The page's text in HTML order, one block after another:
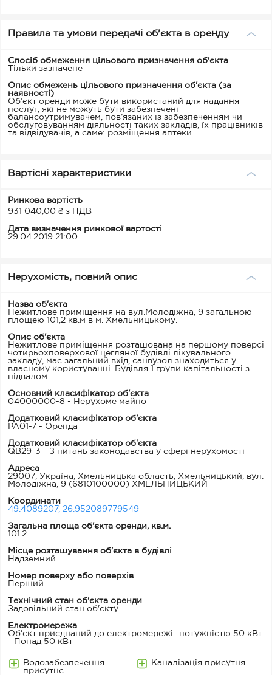
Правила та умови передачі об'єкта в оренду
Спосіб обмеження цільового призначення об'єкта
Тільки зазначене
Опис обмежень цільового призначення об'єкта (за
наявності)
Об’єкт оренди може бути використаний для надання
послуг, які не можуть бути забезпечені
балансоутримувачем, пов’язаних із забезпеченням чи
обслуговуванням діяльності таких закладів, їх працівників
та відвідувачів, а саме: розміщення аптеки
Вартісні характеристики
Ринкова вартість
931 040,00 ₴ з ПДВ
Дата визначення ринкової вартості
29.04.2019 21:00
Нерухомість, повний опис
Назва об'єкта
Нежитлове приміщення на вул.Молодіжна, 9 загальною
площею 101,2 кв.м в м. Хмельницькому.
Опис об'єкта
Нежитлове приміщення розташована на першому поверсі
чотирьохповерхової цегляної будівлі лікувального
закладу, має загальний вхід, санвузол знаходиться у
власному користуванні. Будівля 1 групи капітальності з
підвалом .
Основний класифікатор об'єкта
04000000-8 - Нерухоме майно
Додатковий класифікатор об'єкта
PA01-7 - Оренда
Додатковий класифікатор об'єкта
QB29-3 - З питань законодавства у сфері нерухомості
Адреса
29007, Україна, Хмельницька область, Хмельницький, вул.
Молодіжна, 9 (6810100000) ХМЕЛЬНИЦЬКИЙ
Координати
49.4089207, 26.952089779549
Загальна площа об'єкта оренди, кв.м.
101.2
Місце розташування об'єкта в будівлі
Надземний
Номер поверху або поверхів
Перший
Технічний стан об'єкта оренди
Задовільний стан об'єкту.
Електромережа
Об'єкт приєднаний до електромережі
потужністю 50 кВт
Понад 50 кВт
Водозабезпечення
присутнє
Каналізація присутня